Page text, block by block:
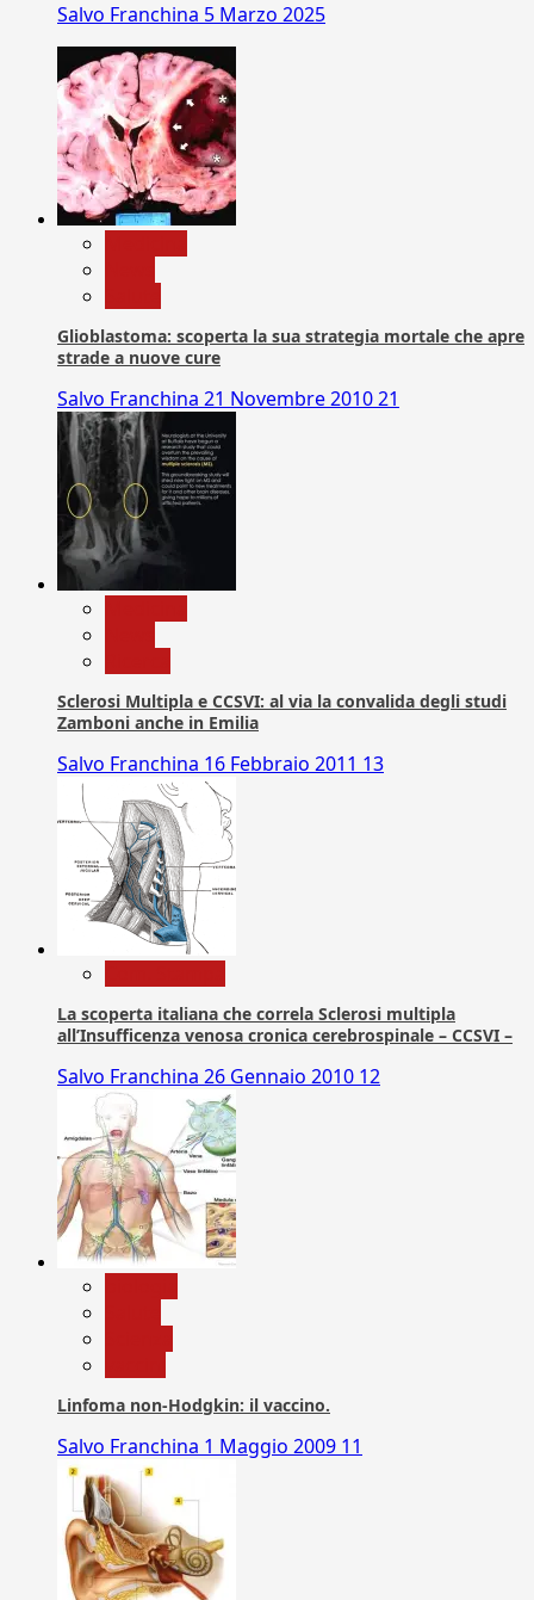
Salvo Franchina 5 Marzo 2025
Glioblastoma: scoperta la sua strategia mortale che apre
strade a nuove cure
Salvo Franchina 21 Novembre 201021
Sclerosi Multipla e CCSVI: al via la convalida degli studi
Zamboni anche in Emilia
Salvo Franchina 16 Febbraio 2011 13
La scoperta italiana che correla Sclerosi multipla
all’Insufficenza venosa cronica cerebrospinale – CCSVI –
Salvo Franchina 26 Gennaio 2010 12
Linfoma non-Hodgkin: il vaccino.
Salvo Franchina 1 Maggio 2009 11